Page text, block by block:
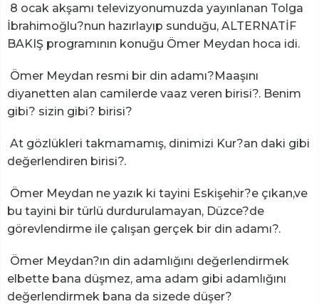
8 ocak akşamı televizyonumuzda yayınlanan Tolga
İbrahimoğlu?nun hazırlayıp sunduğu, ALTERNATİF
BAKIŞ programının konuğu Ömer Meydan hoca idi.
Ömer Meydan resmi bir din adamı?Maaşını
diyanetten alan camilerde vaaz veren birisi?. Benim
gibi? sizin gibi? birisi?
At gözlükleri takmamamış, dinimizi Kur?an daki gibi
değerlendiren birisi?.
Ömer Meydan ne yazık ki tayini Eskişehir?e çıkan,ve
bu tayini bir türlü durdurulamayan, Düzce?de
görevlendirme ile çalışan gerçek bir din adamı?.
Ömer Meydan?ın din adamlığını değerlendirmek
elbette bana düşmez, ama adam gibi adamlığını
değerlendirmek bana da sizede düşer?